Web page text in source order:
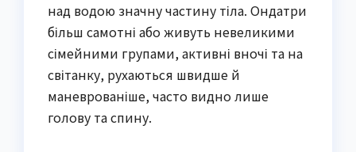
над водою значну частину тіла. Ондатри
більш самотні або живуть невеликими
сімейними групами, активні вночі та на
світанку, рухаються швидше й
маневрованіше, часто видно лише
голову та спину.